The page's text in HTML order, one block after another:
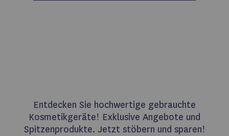
Entdecken Sie hochwertige gebrauchte
Kosmetikgeräte! Exklusive Angebote und
Spitzenprodukte. Jetzt stöbern und sparen!